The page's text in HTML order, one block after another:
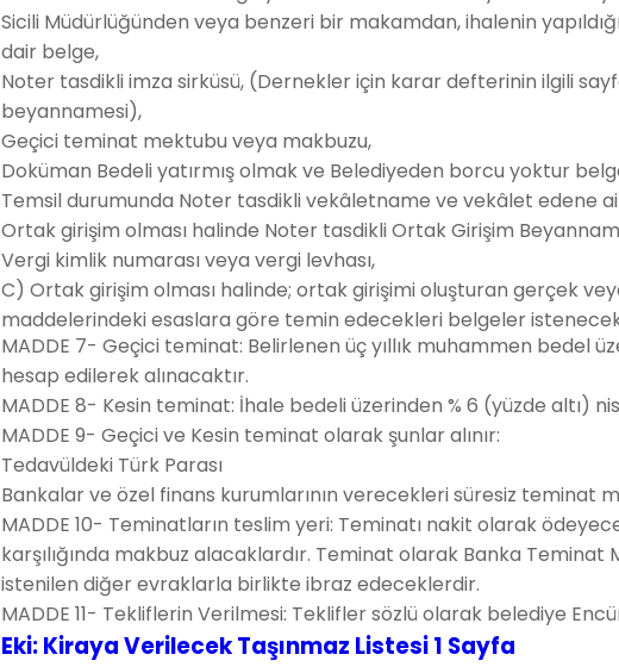
Sicili Müdürlüğünden veya benzeri bir makamdan, ihalenin
dair belge,
Noter tasdikli imza sirküsü, (Dernekler için karar defterinin ilgili
beyannamesi),
Geçici teminat mektubu veya makbuzu,
Doküman Bedeli yatırmış olmak ve Belediyeden borcu yoktur
Temsil durumunda Noter tasdikli vekâletname ve vekâlet edene
Ortak girişim olması halinde Noter tasdikli Ortak Girişim
Vergi kimlik numarası veya vergi levhası,
C) Ortak girişim olması halinde; ortak girişimi oluşturan gerçek
maddelerindeki esaslara göre temin edecekleri belgeler
MADDE 7- Geçici teminat: Belirlenen üç yıllık muhammen bedel
hesap edilerek alınacaktır.
MADDE 8- Kesin teminat: İhale bedeli üzerinden % 6 (yüzde altı)
MADDE 9- Geçici ve Kesin teminat olarak şunlar alınır:
Tedavüldeki Türk Parası
Bankalar ve özel finans kurumlarının verecekleri süresiz teminat
MADDE 10- Teminatların teslim yeri: Teminatı nakit olarak
karşılığında makbuz alacaklardır. Teminat olarak Banka
istenilen diğer evraklarla birlikte ibraz edeceklerdir.
MADDE 11- Tekliflerin Verilmesi: Teklifler sözlü olarak belediye
Eki: Kiraya Verilecek Taşınmaz Listesi 1 Sayfa